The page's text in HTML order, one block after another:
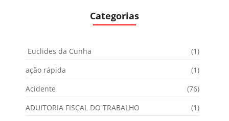
Categorias
Euclides da Cunha
(1)
ação rápida
(1)
Acidente
(76)
ADUITORIA FISCAL DO TRABALHO
(1)